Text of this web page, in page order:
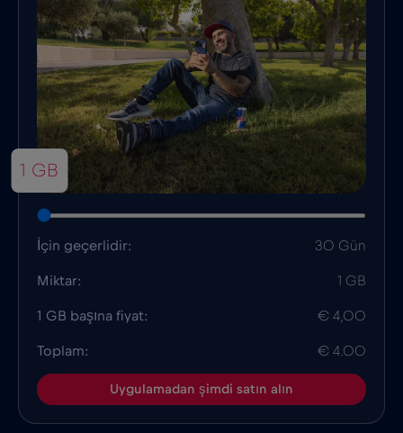
1 GB
İçin geçerlidir: 30 Gün
Miktar: 1 GB
1 GB başına fiyat: € 4,00
Toplam: € 4.00
Uygulamadan şimdi satın alın